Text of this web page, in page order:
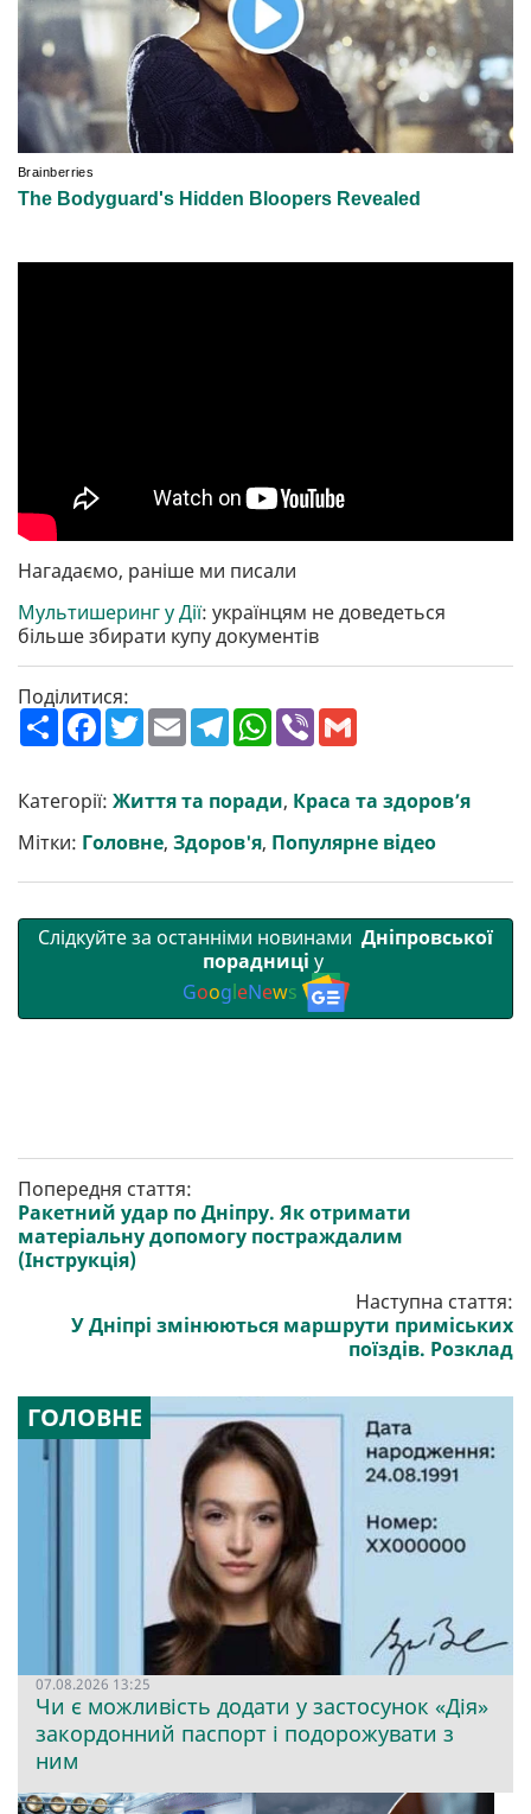
Нагадаємо, раніше ми писали
Мультишеринг у Дії: українцям не доведеться
більше збирати купу документів
Поділитися:
П
о
р
и
т
и
F
a
b
o
o
k
T
w
t
e
r
E
m
l
T
e
g
r
a
m
W
h
s
A
p
p
V
r l
Категорії: Життя та поради, Краса та здоров’я
Мітки: Головне, Здоров'я, Популярне відео
Слідкуйте за останніми новинами Дніпровської
порадниці у
GoogleNews
Попередня стаття:
Ракетний удар по Дніпру. Як отримати
матеріальну допомогу постраждалим
(Інструкція)
Наступна стаття:
У Дніпрі змінюються маршрути приміських
поїздів. Розклад
ГОЛОВНЕ
07.08.2026 13:25
Чи є можливість додати у застосунок «Дія»
закордонний паспорт і подорожувати з
ним